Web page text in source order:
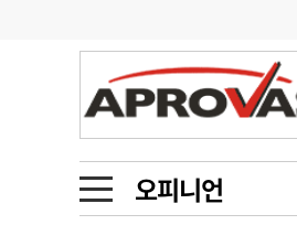
오피니언
메디인포 인사
오피니언 칼
인물